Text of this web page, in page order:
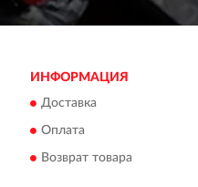
ИНФОРМАЦИЯ
Доставка
Оплата
Возврат товара